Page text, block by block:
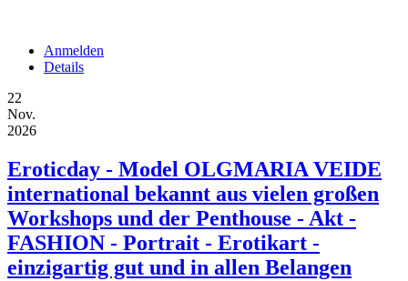
Anmelden
Details
22
Nov.
2026
Eroticday - Model OLGMARIA VEIDE
international bekannt aus vielen großen
Workshops und der Penthouse - Akt -
FASHION - Portrait - Erotikart -
einzigartig gut und in allen Belangen